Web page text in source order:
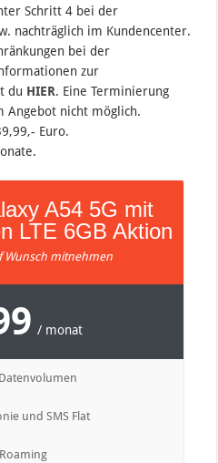
Schritt 4 bei der
nachträglich im Kundencenter.
bei der
zur
du HIER. Eine Terminierung
Angebot nicht möglich.
Euro.
A54 5G mit
LTE 6GB Aktion
Wunsch mitnehmen
/ monat
Datenvolumen
und SMS Flat